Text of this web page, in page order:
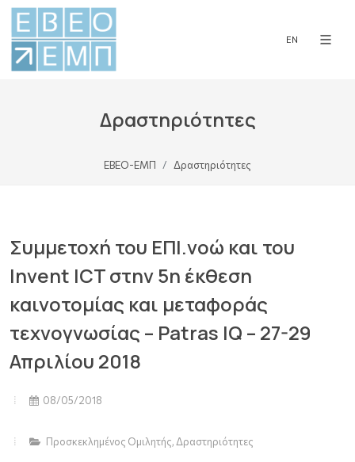
EN
Δραστηριότητες
ΕΒΕΟ-ΕΜΠ Δραστηριότητες
Συμμετοχή του ΕΠΙ.νοώ και του
Invent ICT στην 5η έκθεση
καινοτομίας και μεταφοράς
τεχνογνωσίας – Patras IQ – 27-29
Απριλίου 2018
08/05/2018
Προσκεκλημένος Ομιλητής, Δραστηριότητες